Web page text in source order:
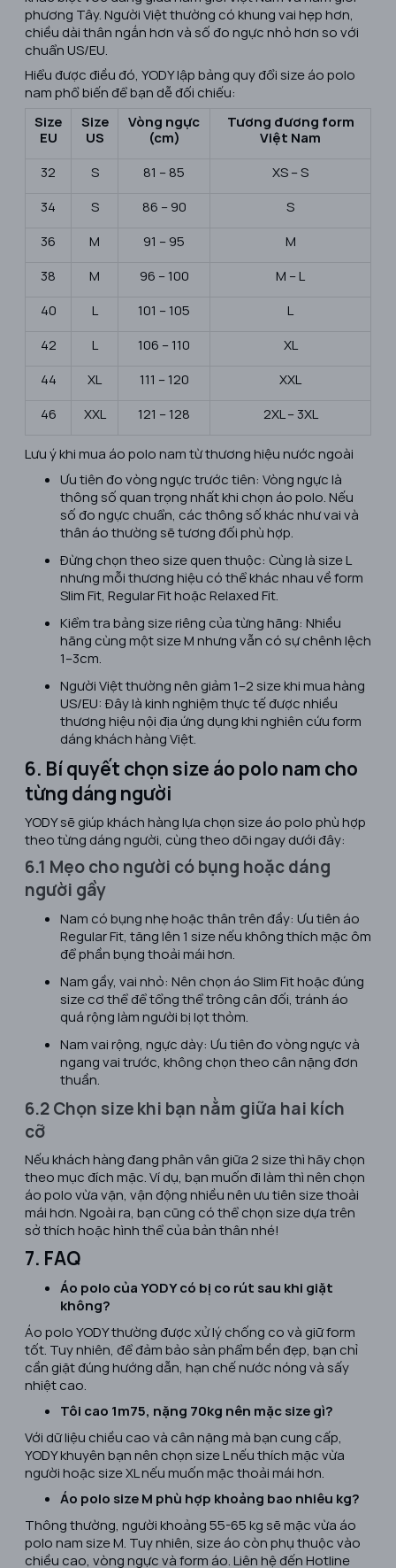
phương Tây. Người Việt thường có khung vai hẹp hơn,
chiều dài thân ngắn hơn và số đo ngực nhỏ hơn so với
chuẩn US/EU.
Hiểu được điều đó, YODY lập bảng quy đổi size áo polo
nam phổ biến để bạn dễ đối chiếu:
Size
EU
Size
US
Vòng ngực
(cm)
Tương đương form
Việt Nam
32
S 81 – 85
XS – S
34
S 86 – 90
S
36
M 91 – 95
M
38
M 96 – 100
M – L
40
L 101 – 105
L
42
L 106 – 110
XL
44
XL 111 – 120
XXL
46
XXL 121 – 128 2XL – 3XL
Lưu ý khi mua áo polo nam từ thương hiệu nước ngoài
Ưu tiên đo vòng ngực trước tiên: Vòng ngực là
thông số quan trọng nhất khi chọn áo polo. Nếu
số đo ngực chuẩn, các thông số khác như vai và
thân áo thường sẽ tương đối phù hợp.
Đừng chọn theo size quen thuộc: Cùng là size L
nhưng mỗi thương hiệu có thể khác nhau về form
Slim Fit, Regular Fit hoặc Relaxed Fit.
Kiểm tra bảng size riêng của từng hãng: Nhiều
hãng cùng một size M nhưng vẫn có sự chênh lệch
1–3cm.
Người Việt thường nên giảm 1–2 size khi mua hàng
US/EU: Đây là kinh nghiệm thực tế được nhiều
thương hiệu nội địa ứng dụng khi nghiên cứu form
dáng khách hàng Việt.
6. Bí quyết chọn size áo polo nam cho
từng dáng người
YODY sẽ giúp khách hàng lựa chọn size áo polo phù hợp
theo từng dáng người, cùng theo dõi ngay dưới đây:
6.1 Mẹo cho người có bụng hoặc dáng
người gầy
Nam có bụng nhẹ hoặc thân trên đầy: Ưu tiên áo
Regular Fit, tăng lên 1 size nếu không thích mặc ôm
để phần bụng thoải mái hơn.
Nam gầy, vai nhỏ: Nên chọn áo Slim Fit hoặc đúng
size cơ thể để tổng thể trông cân đối, tránh áo
quá rộng làm người bị lọt thỏm.
Nam vai rộng, ngực dày: Ưu tiên đo vòng ngực và
ngang vai trước, không chọn theo cân nặng đơn
thuần.
6.2 Chọn size khi bạn nằm giữa hai kích
cỡ
Nếu khách hàng đang phân vân giữa 2 size thì hãy chọn
theo mục đích mặc. Ví dụ, bạn muốn đi làm thì nên chọn
áo polo vừa vặn, vận động nhiều nên ưu tiên size thoải
mái hơn. Ngoài ra, bạn cũng có thể chọn size dựa trên
sở thích hoặc hình thể của bản thân nhé!
7. FAQ
Áo polo của YODY có bị co rút sau khi giặt
không?
Áo polo YODY thường được xử lý chống co và giữ form
tốt. Tuy nhiên, để đảm bảo sản phẩm bền đẹp, bạn chỉ
cần giặt đúng hướng dẫn, hạn chế nước nóng và sấy
nhiệt cao.
Tôi cao 1m75, nặng 70kg nên mặc size gì?
Với dữ liệu chiều cao và cân nặng mà bạn cung cấp,
YODY khuyên bạn nên chọn size L nếu thích mặc vừa
người hoặc size XL nếu muốn mặc thoải mái hơn.
Áo polo size M phù hợp khoảng bao nhiêu kg?
Thông thường, người khoảng 55-65 kg sẽ mặc vừa áo
polo nam size M. Tuy nhiên, size áo còn phụ thuộc vào
chiều cao, vòng ngực và form áo. Liên hệ đến Hotline